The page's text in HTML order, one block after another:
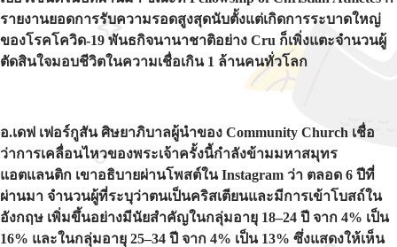
รายงานยอดการรับความรอดสูงสุดนับตั้งแต่เกิดการระบาดใหญ่
ของโรคโควิด-19 พันธกิจนานาชาติอย่าง Cru ก็เพิ่งแตะจำนวนผู้
ตัดสินใจมอบชีวิตในความเชื่อเกิน 1 ล้านคนทั่วโลก
อ.เดฟ เฟอร์กูสัน ศิษยาภิบาลผู้นำของ Community Church เชื่อ
ว่าการเคลื่อนไหวของพระเจ้าครั้งนี้กำลังข้ามมหาสมุทร
แอตแลนติก เขาอธิบายผ่านโพสต์ใน Instagram ว่า ตลอด 6 ปีที่
ผ่านมา จำนวนผู้ที่ระบุว่าตนเป็นคริสเตียนและมีการเข้าโบสถ์ใน
อังกฤษ เพิ่มขึ้นอย่างมีนัยสำคัญในกลุ่มอายุ 18–24 ปี จาก 4% เป็น
16% และในกลุ่มอายุ 25–34 ปี จาก 4% เป็น 13% ซึ่งแสดงให้เห็น